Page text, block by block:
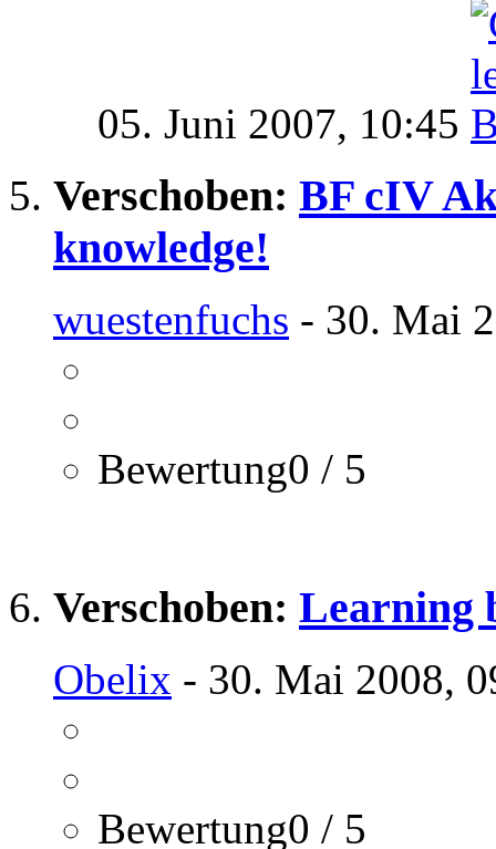
05. Juni 2007, 10:45
Verschoben: BF cIV
knowledge!
wuestenfuchs - 30. Mai
Bewertung0 / 5
Verschoben: Learning
Obelix - 30. Mai 2008,
Bewertung0 / 5